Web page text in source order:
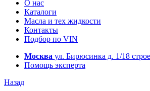
О нас
Каталоги
Масла и тех жидкости
Контакты
Подбор по VIN
Москва ул. Бирюсинка д. 1/18
Помощь эксперта
Назад